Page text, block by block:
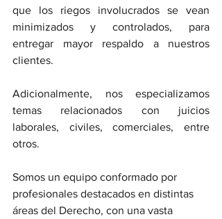
que los riegos involucrados se vean
minimizados y controlados, para
entregar mayor respaldo a nuestros
clientes.
Adicionalmente, nos especializamos
temas relacionados con juicios
laborales, civiles, comerciales, entre
otros.
Somos un equipo conformado por
profesionales destacados en distintas
áreas del Derecho, con una vasta